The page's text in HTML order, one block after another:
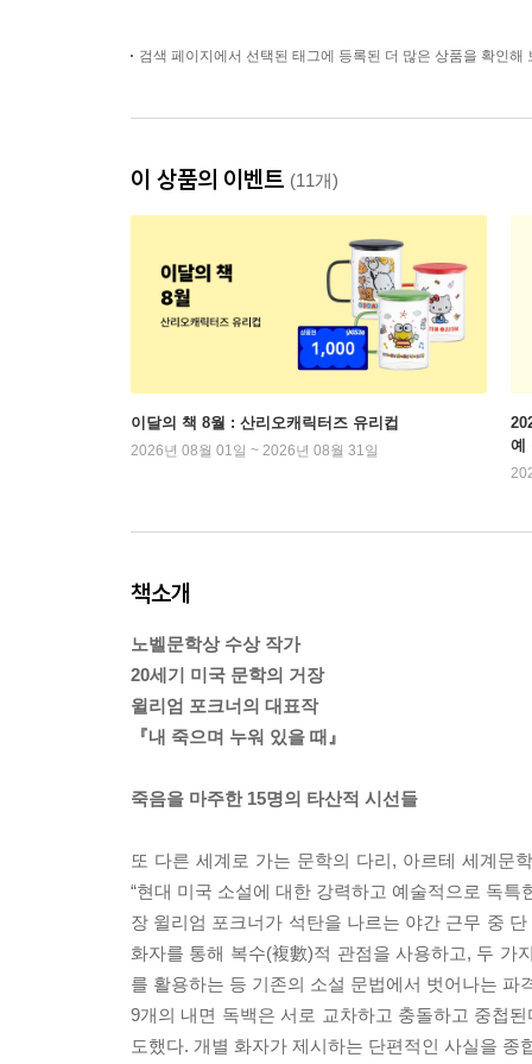
검색 페이지에서 선택된 태그에 등록된 더 많은 상품을 확인해
이 상품의 이벤트 (11개)
이달의 책 8월 : 산리오캐릭터즈 유리컵
2026년 08월 01일 ~ 2026년 08월 31일
예
책소개
노벨문학상 수상 작가
20세기 미국 문학의 거장
윌리엄 포크너의 대표작
『내 죽으며 누워 있을 때』
죽음을 마주한 15명의 타산적 시선들
또 다른 세계로 가는 문학의 다리, 아르테 세계문
“현대 미국 소설에 대한 강력하고 예술적으로 독
장 윌리엄 포크너가 석탄을 나르는 야간 근무 중
화자를 통해 복수(複數)적 관점을 사용하고, 두 가
를 활용하는 등 기존의 소설 문법에서 벗어나는
9개의 내면 독백은 서로 교차하고 충돌하고 중첩
도했다. 개별 화자가 제시하는 단편적인 사실을